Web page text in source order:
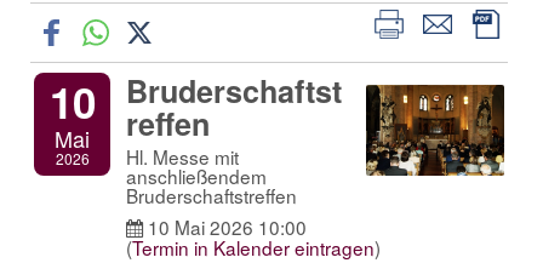
10
Mai
2026
Bruderschaftst
reffen
Hl. Messe mit
anschließendem
Bruderschaftstreffen
10 Mai 2026 10:00
(Termin in Kalender eintragen)